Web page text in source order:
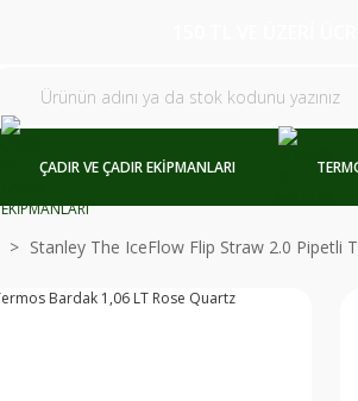
ÇADIR VE ÇADIR EKİPMANLARI
Stanley The IceFlow Flip Straw 2.0 Pipetli